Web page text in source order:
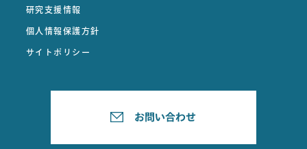
研究支援情報
個人情報保護方針
サイトポリシー